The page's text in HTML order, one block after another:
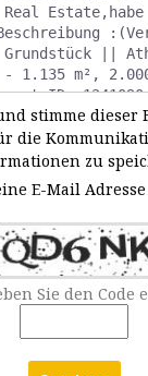
stimme dieser
die
zu
E-Mail Adresse
Sie den Code